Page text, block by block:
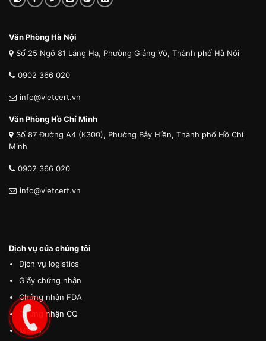
Văn Phòng Hà Nội
Số 25 Ngõ 81 Láng Hạ, Phường Giảng Võ, Thành phố Hà Nội
0902 366 020
info@vietcert.vn
Văn Phòng Hồ Chí Minh
Số 87 Đường A4 (K300), Phường Bảy Hiền, Thành phố Hồ Chí
Minh
0902 366 020
info@vietcert.vn
Dịch vụ của chúng tôi
Dịch vụ logistics
Giấy chứng nhận
Chứng nhận FDA
Chứng nhận CQ
MSDS